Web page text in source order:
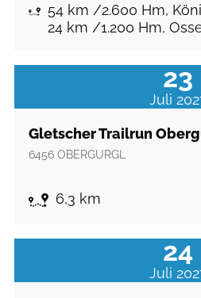
54 km /2.600 Hm,
24 km /1.200 Hm,
23
Juli
Gletscher Trailrun
6456 OBERGURGL
6,3 km
24
Juli